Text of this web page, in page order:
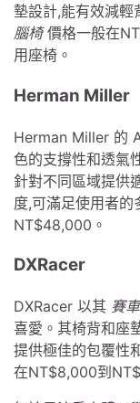
墊設計,能有效減
腦椅價格一般在
用座椅。
Herman Miller
Herman Miller 的
色的支撐性和透氣
針對不同區域提供
度,可滿足使用者
NT$48,000。
DXRacer
DXRacer 以其 賽
喜愛。其椅背和座
提供極佳的包覆性
在NT$8,000到